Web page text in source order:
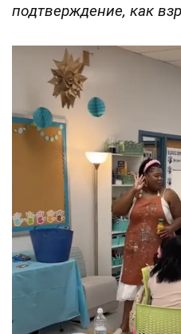
подтверждение, как